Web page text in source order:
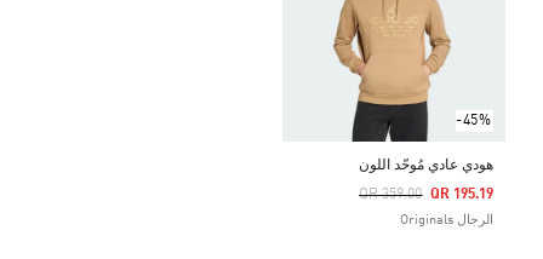
-45%
هودي عادي مُوحّد اللون
Price Reduced From
QR 359.00
To QR 195.19
الرجال Originals